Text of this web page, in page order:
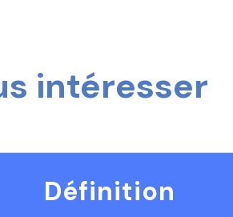
intéresser
Définition